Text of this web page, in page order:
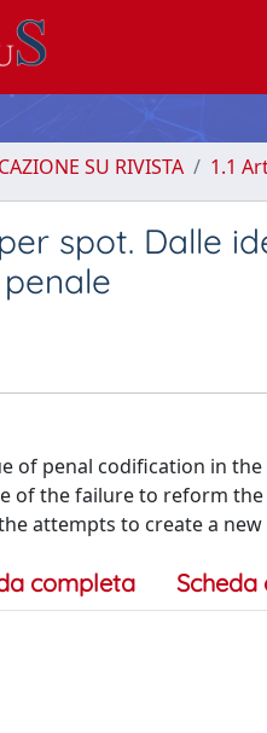
SU RIVISTA 1.1
spot. Dalle
of penal codification in
of the failure to reform
attempts to create a
completa Scheda